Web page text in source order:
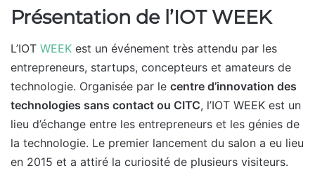
Présentation de l’IOT WEEK
L’IOT WEEK est un événement très attendu par les
entrepreneurs, startups, concepteurs et amateurs de
technologie. Organisée par le centre d’innovation des
technologies sans contact ou CITC, l’IOT WEEK est un
lieu d’échange entre les entrepreneurs et les génies de
la technologie. Le premier lancement du salon a eu lieu
en 2015 et a attiré la curiosité de plusieurs visiteurs.